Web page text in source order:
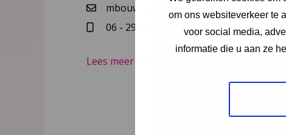
om ons websiteverkeer te
voor social media,
informatie die u aan ze
mbouwmeester@ncj.nl
06 - 29 03 80 58
Lees meer over Merian Bouwmeester